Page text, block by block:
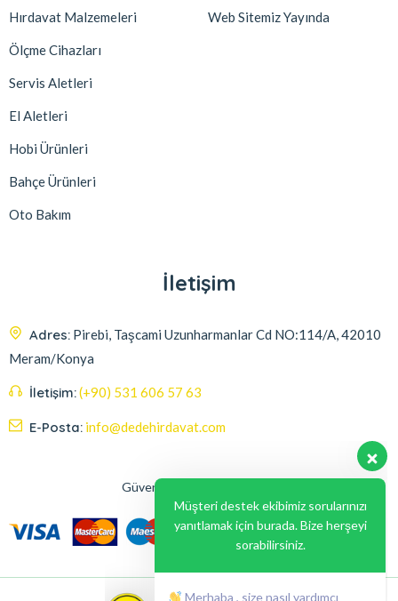
Hırdavat Malzemeleri
Ölçme Cihazları
Servis Aletleri
El Aletleri
Hobi Ürünleri
Bahçe Ürünleri
Oto Bakım
Web Sitemiz Yayında
İletişim
Adres: Pirebi, Taşcami Uzunharmanlar Cd NO:114/A, 42010
Meram/Konya
İletişim:(+90) 531 606 57 63
E-Posta: info@dedehirdavat.com
Güvenli Ödeme Seçenekleri
Müşteri destek ekibimiz sorularınızı
yanıtlamak için burada. Bize herşeyi
sorabilirsiniz.
Merhaba , size nasıl yardımcı